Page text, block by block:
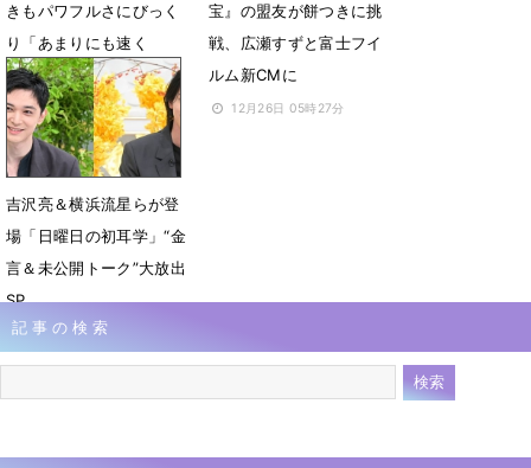
きもパワフルさにびっく
り「あまりにも速く
て…」
1月7日 23時44分
宝』の盟友が餅つきに挑
戦、広瀬すずと富士フイ
ルム新CMに
12月26日 05時27分
吉沢亮＆横浜流星らが登
場「日曜日の初耳学」“金
言＆未公開トーク”大放出
SP
12月21日 17時30分
記事の検索